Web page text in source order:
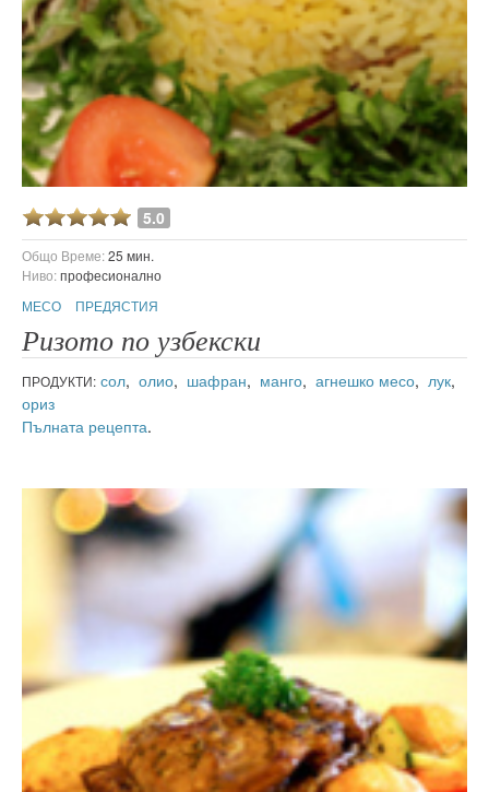
5.0
Общо Време:25 мин.
Ниво:професионално
МЕСО
ПРЕДЯСТИЯ
Ризото по узбекски
ПРОДУКТИ: сол, олио, шафран, манго, агнешко месо, лук,
ориз
Пълната рецепта.